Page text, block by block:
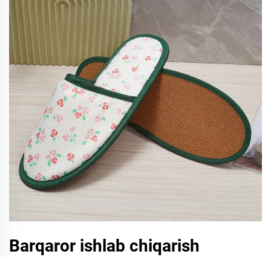
Barqaror ishlab chiqarish